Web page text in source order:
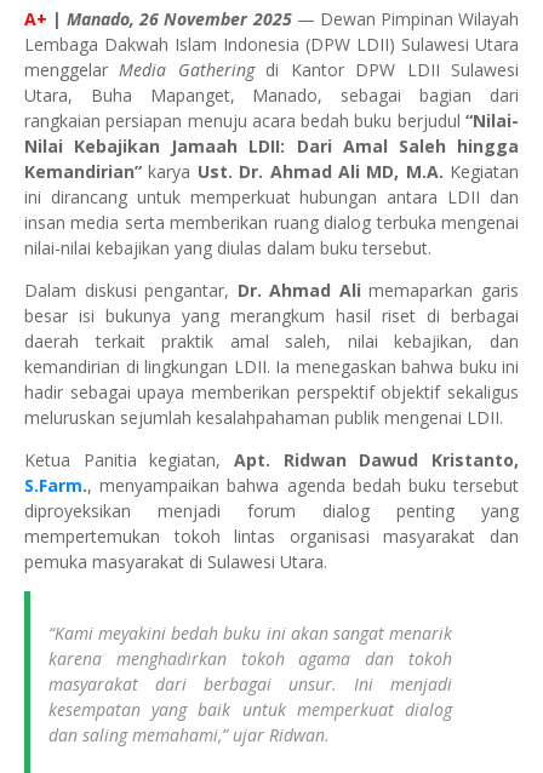
A+ |Manado, 26 November 2025— Dewan Pimpinan Wilayah
Lembaga Dakwah Islam Indonesia (DPW LDII) Sulawesi Utara
menggelarMedia Gatheringdi Kantor DPW LDII Sulawesi
Utara, Buha Mapanget, Manado, sebagai bagian dari
rangkaian persiapan menuju acara bedah buku berjudul “Nilai-
Nilai Kebajikan Jamaah LDII: Dari Amal Saleh hingga
Kemandirian” karya Ust. Dr. Ahmad Ali MD, M.A. Kegiatan
ini dirancang untuk memperkuat hubungan antara LDII dan
insan media serta memberikan ruang dialog terbuka mengenai
nilai-nilai kebajikan yang diulas dalam buku tersebut.
Dalam diskusi pengantar, Dr. Ahmad Ali memaparkan garis
besar isi bukunya yang merangkum hasil riset di berbagai
daerah terkait praktik amal saleh, nilai kebajikan, dan
kemandirian di lingkungan LDII. Ia menegaskan bahwa buku ini
hadir sebagai upaya memberikan perspektif objektif sekaligus
meluruskan sejumlah kesalahpahaman publik mengenai LDII.
Ketua Panitia kegiatan, Apt. Ridwan Dawud Kristanto,
S.Farm., menyampaikan bahwa agenda bedah buku tersebut
diproyeksikan menjadi forum dialog penting yang
mempertemukan tokoh lintas organisasi masyarakat dan
pemuka masyarakat di Sulawesi Utara.
“Kami meyakini bedah buku ini akan sangat menarik
karena menghadirkan tokoh agama dan tokoh
masyarakat dari berbagai unsur. Ini menjadi
kesempatan yang baik untuk memperkuat dialog
dan saling memahami,” ujar Ridwan.